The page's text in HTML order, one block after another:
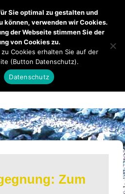
Über uns
Zum
Sie optimal zu gestalten und
können, verwenden wir Cookies.
der Webseite stimmen Sie der
von Cookies zu.
Cookies erhalten Sie auf der
(Button Datenschutz).
Datenschutz